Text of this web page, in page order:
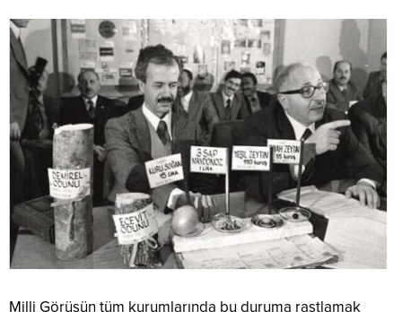
Milli Görüşün tüm kurumlarında bu duruma rastlamak